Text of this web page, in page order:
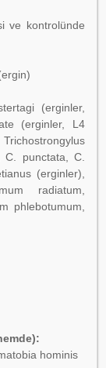
ve kontrolünde
(erginler,
(erginler, L4
C. punctata, C.
(erginler),
radiatum,
phlebotumum,
hominis